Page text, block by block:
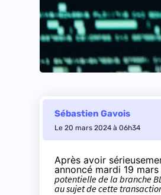
Sébastien Gavois
Le 20 mars 2024 à 06h34
Après avoir
annoncé mardi 19
potentielle de la branche
au sujet de cette